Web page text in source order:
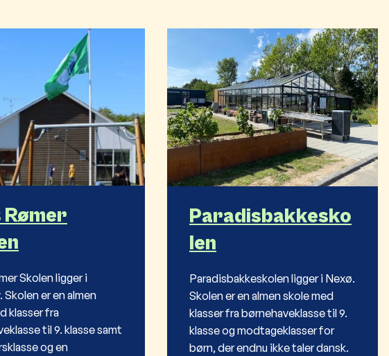
Rømer
Skolen ligger i
Skolen er en almen
klasser fra
til 9. klasse samt
og en
Paradisbakkesko
len
Paradisbakkeskolen ligger i Nexø.
Skolen er en almen skole med
klasser fra børnehaveklasse til 9.
klasse og modtageklasser for
børn, der endnu ikke taler dansk.